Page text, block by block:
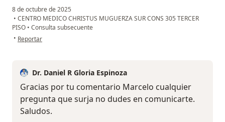
8 de octubre de 2025
• CENTRO MEDICO CHRISTUS MUGUERZA SUR CONS 305 TERCER
PISO • Consulta subsecuente
• en opinión del usuario Jose Marcelo Cortes
Reportar
Dr. Daniel R Gloria Espinoza
Gracias por tu comentario Marcelo cualquier
pregunta que surja no dudes en comunicarte.
Saludos.